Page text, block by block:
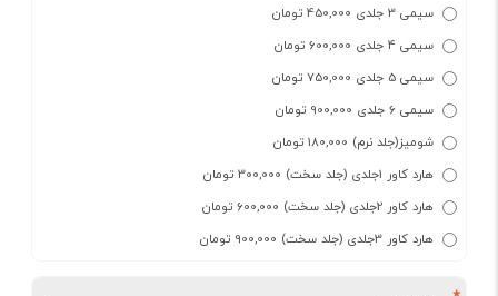
سیمی 3 جلدی 450,000 تومان
سیمی 4 جلدی 600,000 تومان
سیمی 5 جلدی 750,000 تومان
سیمی 6 جلدی 900,000 تومان
شومیز(جلد نرم) 180,000 تومان
هارد کاور 1جلدی (جلد سخت) 300,000 تومان
هارد کاور 2جلدی (جلد سخت) 600,000 تومان
هارد کاور 3جلدی (جلد سخت) 900,000 تومان